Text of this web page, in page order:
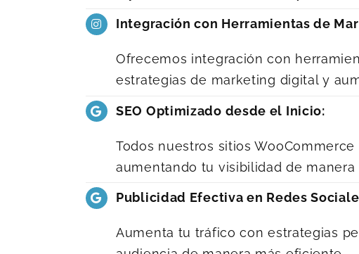
Integración con Herramientas de
Ofrecemos integración con
estrategias de marketing digital y
SEO Optimizado desde el Inicio:
Todos nuestros sitios
aumentando tu visibilidad de manera
Publicidad Efectiva en Redes
Aumenta tu tráfico con estrategias